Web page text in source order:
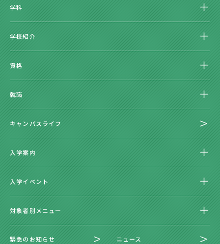
学科
学校紹介
資格
就職
キャンパスライフ
入学案内
入学イベント
対象者別メニュー
緊急のお知らせ ニュース